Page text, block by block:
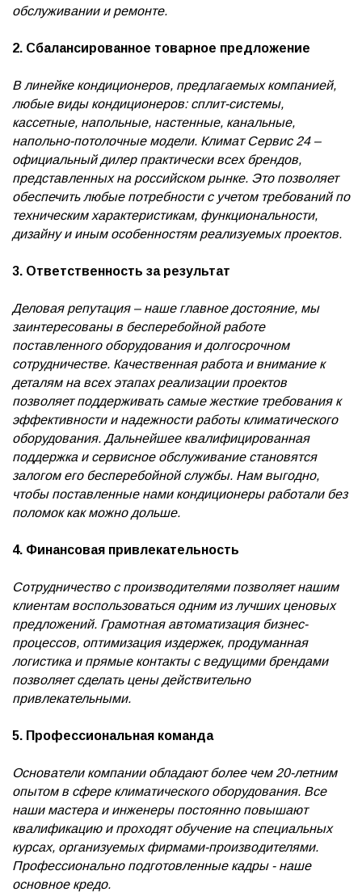
обслуживании и ремонте.
2. Сбалансированное товарное предложение
В линейке кондиционеров, предлагаемых компанией,
любые виды кондиционеров: сплит-системы,
кассетные, напольные, настенные, канальные,
напольно-потолочные модели. Климат Сервис 24 –
официальный дилер практически всех брендов,
представленных на российском рынке. Это позволяет
обеспечить любые потребности с учетом требований по
техническим характеристикам, функциональности,
дизайну и иным особенностям реализуемых проектов.
3. Ответственность за результат
Деловая репутация – наше главное достояние, мы
заинтересованы в бесперебойной работе
поставленного оборудования и долгосрочном
сотрудничестве. Качественная работа и внимание к
деталям на всех этапах реализации проектов
позволяет поддерживать самые жесткие требования к
эффективности и надежности работы климатического
оборудования. Дальнейшее квалифицированная
поддержка и сервисное обслуживание становятся
залогом его бесперебойной службы. Нам выгодно,
чтобы поставленные нами кондиционеры работали без
поломок как можно дольше.
4. Финансовая привлекательность
Сотрудничество с производителями позволяет нашим
клиентам воспользоваться одним из лучших ценовых
предложений. Грамотная автоматизация бизнес-
процессов, оптимизация издержек, продуманная
логистика и прямые контакты с ведущими брендами
позволяет сделать цены действительно
привлекательными.
5. Профессиональная команда
Основатели компании обладают более чем 20-летним
опытом в сфере климатического оборудования. Все
наши мастера и инженеры постоянно повышают
квалификацию и проходят обучение на специальных
курсах, организуемых фирмами-производителями.
Профессионально подготовленные кадры - наше
основное кредо.